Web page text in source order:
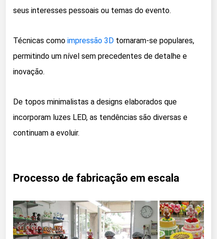
seus interesses pessoais ou temas do evento.
Técnicas como impressão 3D tornaram-se populares,
permitindo um nível sem precedentes de detalhe e
inovação.
De topos minimalistas a designs elaborados que
incorporam luzes LED, as tendências são diversas e
continuam a evoluir.
Processo de fabricação em escala